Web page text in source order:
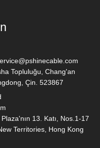
Topluluğu, Chang'an
Çin. 523867
13. Katı, Nos.1-17
Territories, Hong Kong